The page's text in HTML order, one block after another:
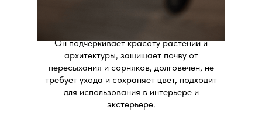
позволяет воплотить любые дизайнерские
решения. Декоративный сыпучий камень
Он подчеркивает красоту растений и
архитектуры, защищает почву от
пересыхания и сорняков, долговечен, не
требует ухода и сохраняет цвет, подходит
для использования в интерьере и
экстерьере.